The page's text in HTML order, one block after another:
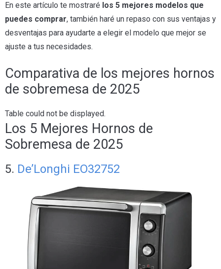
En este artículo te mostraré los 5 mejores modelos que
puedes comprar, también haré un repaso con sus ventajas y
desventajas para ayudarte a elegir el modelo que mejor se
ajuste a tus necesidades.
Comparativa de los mejores hornos
de sobremesa de 2025
Table could not be displayed.
Los 5 Mejores Hornos de
Sobremesa de 2025
5. De’Longhi EO32752